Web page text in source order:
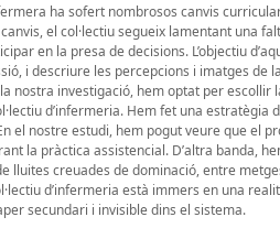
ha sofert nombrosos canvis
el col·lectiu segueix lamentant una
en la presa de decisions. L’objectiu
i descriure les percepcions i imatges
nostra investigació, hem optat per
d’infermeria. Hem fet una
el nostre estudi, hem pogut veure que el
la pràctica assistencial. D’altra banda,
lluites creuades de dominació, entre
d’infermeria està immers en una
secundari i invisible dins el sistema.